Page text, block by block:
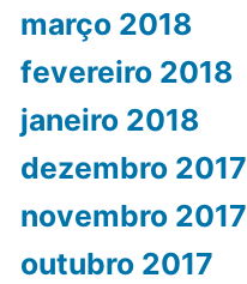
março 2018
fevereiro 2018
janeiro 2018
dezembro 2017
novembro 2017
outubro 2017